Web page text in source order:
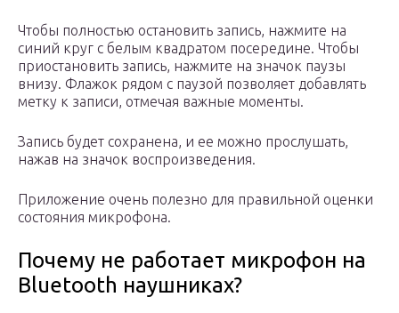
Чтобы полностью остановить запись, нажмите на
синий круг с белым квадратом посередине. Чтобы
приостановить запись, нажмите на значок паузы
внизу. Флажок рядом с паузой позволяет добавлять
метку к записи, отмечая важные моменты.
Запись будет сохранена, и ее можно прослушать,
нажав на значок воспроизведения.
Приложение очень полезно для правильной оценки
состояния микрофона.
Почему не работает микрофон на
Bluetooth наушниках?